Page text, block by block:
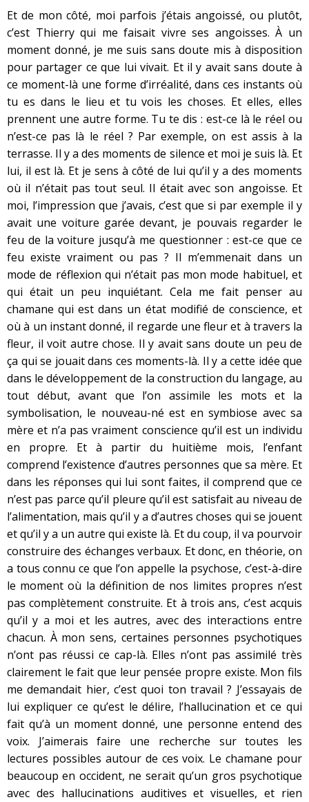
Et de mon côté, moi parfois j’étais angoissé, ou plutôt,
c’est Thierry qui me faisait vivre ses angoisses. À un
moment donné, je me suis sans doute mis à disposition
pour partager ce que lui vivait. Et il y avait sans doute à
ce moment-là une forme d’irréalité, dans ces instants où
tu es dans le lieu et tu vois les choses. Et elles, elles
prennent une autre forme. Tu te dis : est-ce là le réel ou
n’est-ce pas là le réel ? Par exemple, on est assis à la
terrasse. Il y a des moments de silence et moi je suis là. Et
lui, il est là. Et je sens à côté de lui qu’il y a des moments
où il n’était pas tout seul. Il était avec son angoisse. Et
moi, l’impression que j’avais, c’est que si par exemple il y
avait une voiture garée devant, je pouvais regarder le
feu de la voiture jusqu’à me questionner : est-ce que ce
feu existe vraiment ou pas ? Il m’emmenait dans un
mode de réflexion qui n’était pas mon mode habituel, et
qui était un peu inquiétant. Cela me fait penser au
chamane qui est dans un état modifié de conscience, et
où à un instant donné, il regarde une fleur et à travers la
fleur, il voit autre chose. Il y avait sans doute un peu de
ça qui se jouait dans ces moments-là. Il y a cette idée que
dans le développement de la construction du langage, au
tout début, avant que l’on assimile les mots et la
symbolisation, le nouveau-né est en symbiose avec sa
mère et n’a pas vraiment conscience qu’il est un individu
en propre. Et à partir du huitième mois, l’enfant
comprend l’existence d’autres personnes que sa mère. Et
dans les réponses qui lui sont faites, il comprend que ce
n’est pas parce qu’il pleure qu’il est satisfait au niveau de
l’alimentation, mais qu’il y a d’autres choses qui se jouent
et qu’il y a un autre qui existe là. Et du coup, il va pourvoir
construire des échanges verbaux. Et donc, en théorie, on
a tous connu ce que l’on appelle la psychose, c’est-à-dire
le moment où la définition de nos limites propres n’est
pas complètement construite. Et à trois ans, c’est acquis
qu’il y a moi et les autres, avec des interactions entre
chacun. À mon sens, certaines personnes psychotiques
n’ont pas réussi ce cap-là. Elles n’ont pas assimilé très
clairement le fait que leur pensée propre existe. Mon fils
me demandait hier, c’est quoi ton travail ? J’essayais de
lui expliquer ce qu’est le délire, l’hallucination et ce qui
fait qu’à un moment donné, une personne entend des
voix. J’aimerais faire une recherche sur toutes les
lectures possibles autour de ces voix. Le chamane pour
beaucoup en occident, ne serait qu’un gros psychotique
avec des hallucinations auditives et visuelles, et rien